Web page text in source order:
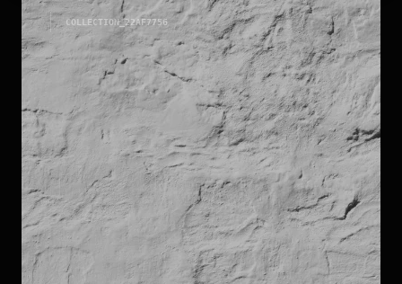
LIMESTONE
COLLECTION_22AF7756